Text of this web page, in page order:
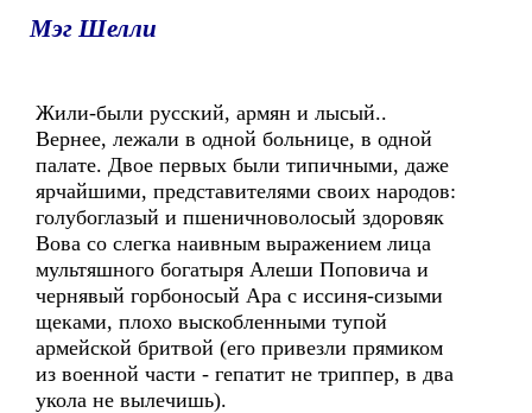
Мэг Шелли
Жили-были русский, армян и лысый..
Вернее, лежали в одной больнице, в одной
палате. Двое первых были типичными, даже
ярчайшими, представителями своих народов:
голубоглазый и пшеничноволосый здоровяк
Вова со слегка наивным выражением лица
мультяшного богатыря Алеши Поповича и
чернявый горбоносый Ара с иссиня-сизыми
щеками, плохо выскобленными тупой
армейской бритвой (его привезли прямиком
из военной части - гепатит не триппер, в два
укола не вылечишь).